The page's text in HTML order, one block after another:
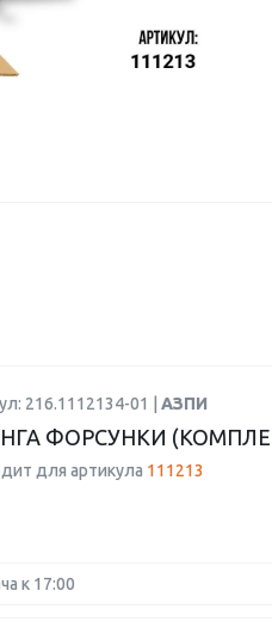
216.1112134-01 | АЗПИ
ФОРСУНКИ
для артикула 111213
к 17:00